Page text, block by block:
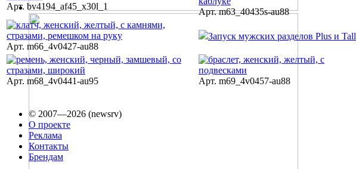
Арт. bv4194_af45_x30l_1
Арт. m63_40435s-au88
Арт. m66_4v0427-au88
Запуск мужских разделов Plus и Tall
Арт. m68_4v0441-au95 Арт. m69_4v0457-au88
© 2007—2026 (newsrv)
О проекте
Реклама
Контакты
Брендам